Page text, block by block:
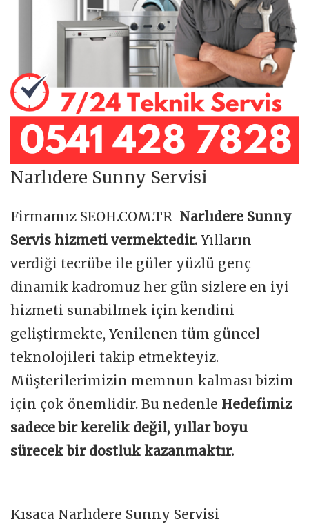
Narlıdere Sunny Servisi
Firmamız SEOH.COM.TR Narlıdere Sunny
Servis hizmeti vermektedir. Yılların
verdiği tecrübe ile güler yüzlü genç
dinamik kadromuz her gün sizlere en iyi
hizmeti sunabilmek için kendini
geliştirmekte, Yenilenen tüm güncel
teknolojileri takip etmekteyiz.
Müşterilerimizin memnun kalması bizim
için çok önemlidir. Bu nedenle Hedefimiz
sadece bir kerelik değil, yıllar boyu
sürecek bir dostluk kazanmaktır.
Kısaca Narlıdere Sunny Servisi